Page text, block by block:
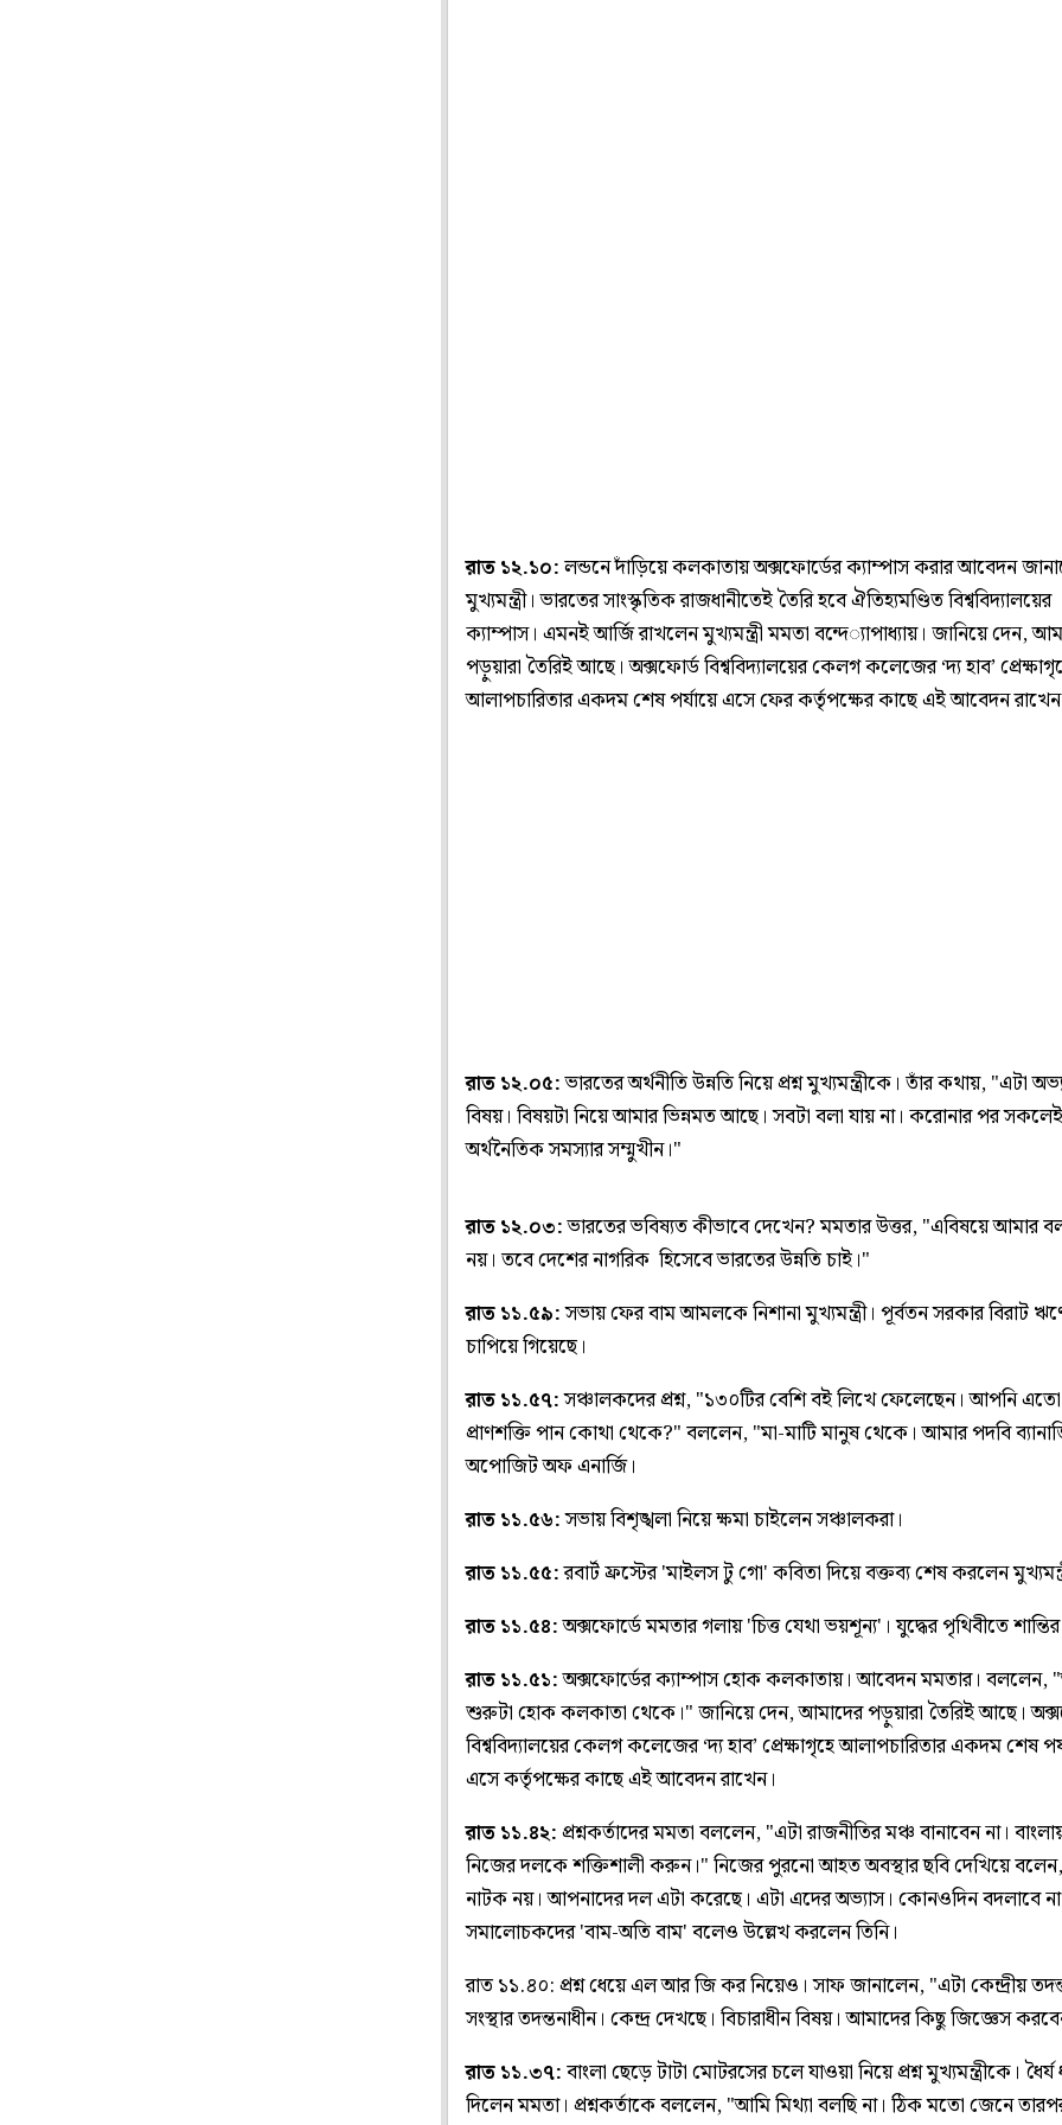
রাত ১২.১০:লন্ডনে দাঁড়িয়ে কলকাতায় অক্সফোর্ডের ক্যাম্পাস করার আবেদন
মুখ্যমন্ত্রী। ভারতের সাংস্কৃতিক রাজধানীতেই তৈরি হবে ঐতিহ‌্যমণ্ডিত বিশ্ববিদ‌্যালয়ের
ক‌্যাম্পাস। এমনই আর্জি রাখলেন মুখ‌্যমন্ত্রী মমতা বন্দে‌্যাপাধ‌্যায়। জানিয়ে দেন,
পড়ুয়ারা তৈরিই আছে। অক্সফোর্ড বিশ্ববিদ‌্যালয়ের কেলগ কলেজের ‘দ‌্য হাব’
আলাপচারিতার একদম শেষ পর্যায়ে এসে ফের কর্তৃপক্ষের কাছে এই আবেদন
রাত ১২.০৫:ভারতের অর্থনীতি উন্নতি নিয়ে প্রশ্ন মুখ্যমন্ত্রীকে। তাঁর কথায়, "এটা
বিষয়। বিষয়টা নিয়ে আমার ভিন্নমত আছে। সবটা বলা যায় না। করোনার পর সকলেই
অর্থনৈতিক সমস্যার সম্মুখীন।"
রাত ১২.০৩:ভারতের ভবিষ্যত কীভাবে দেখেন? মমতার উত্তর, "এবিষয়ে আমার
নয়। তবে দেশের নাগরিক হিসেবে ভারতের উন্নতি চাই।"
রাত ১১.৫৯:সভায় ফের বাম আমলকে নিশানা মুখ্যমন্ত্রী। পূর্বতন সরকার বিরাট
চাপিয়ে গিয়েছে।
রাত ১১.৫৭:সঞ্চালকদের প্রশ্ন, "১৩০টির বেশি বই লিখে ফেলেছেন। আপনি
প্রাণশক্তি পান কোথা থেকে?" বললেন, "মা-মাটি মানুষ থেকে। আমার পদবি
অপোজিট অফ এনার্জি।
রাত ১১.৫৬:সভায় বিশৃঙ্খলা নিয়ে ক্ষমা চাইলেন সঞ্চালকরা।
রাত ১১.৫৫:রবার্ট ফ্রস্টের 'মাইলস টু গো' কবিতা দিয়ে বক্তব্য শেষ করলেন
রাত ১১.৫৪:অক্সফোর্ডে মমতার গলায় 'চিত্ত যেথা ভয়শূন্য'। যুদ্ধের পৃথিবীতে শান্তির
রাত ১১.৫১:অক্সফোর্ডের ক্যাম্পাস হোক কলকাতায়। আবেদন মমতার। বললেন,
শুরুটা হোক কলকাতা থেকে।" জানিয়ে দেন, আমাদের পড়ুয়ারা তৈরিই আছে।
বিশ্ববিদ‌্যালয়ের কেলগ কলেজের ‘দ‌্য হাব’ প্রেক্ষাগৃহে আলাপচারিতার একদম শেষ
এসে কর্তৃপক্ষের কাছে এই আবেদন রাখেন।
রাত ১১.৪২:প্রশ্নকর্তাদের মমতা বললেন, "এটা রাজনীতির মঞ্চ বানাবেন না।
নিজের দলকে শক্তিশালী করুন।" নিজের পুরনো আহত অবস্থার ছবি দেখিয়ে
নাটক নয়। আপনাদের দল এটা করেছে। এটা এদের অভ্যাস। কোনওদিন বদলাবে
সমালোচকদের 'বাম-অতি বাম' বলেও উল্লেখ করলেন তিনি।
রাত ১১.৪০: প্রশ্ন ধেয়ে এল আর জি কর নিয়েও। সাফ জানালেন, "এটা কেন্দ্রীয়
সংস্থার তদন্তনাধীন। কেন্দ্র দেখছে। বিচারাধীন বিষয়। আমাদের কিছু জিজ্ঞেস
রাত ১১.৩৭:বাংলা ছেড়ে টাটা মোটরসের চলে যাওয়া নিয়ে প্রশ্ন মুখ্যমন্ত্রীকে।
দিলেন মমতা। প্রশ্নকর্তাকে বললেন, "আমি মিথ্যা বলছি না। ঠিক মতো জেনে